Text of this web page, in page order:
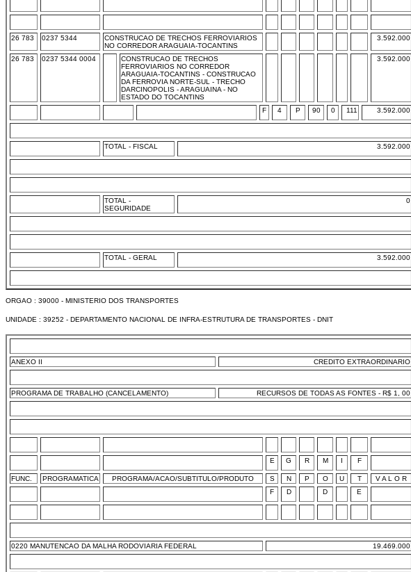
26 783 0237 5344
CONSTRUCAO DE TRECHOS FERROVIARIOS
NO CORREDOR ARAGUAIA-TOCANTINS
3.592.000
26 783 0237 5344 0004
CONSTRUCAO DE TRECHOS
FERROVIARIOS NO CORREDOR
ARAGUAIA-TOCANTINS - CONSTRUCAO
DA FERROVIA NORTE-SUL - TRECHO
DARCINOPOLIS - ARAGUAINA - NO
ESTADO DO TOCANTINS
3.592.000
F 4 P 90 0 111 3.592.000
TOTAL - FISCAL 3.592.000
TOTAL -
SEGURIDADE
0
TOTAL - GERAL 3.592.000
ORGAO : 39000 - MINISTERIO DOS TRANSPORTES
UNIDADE : 39252 - DEPARTAMENTO NACIONAL DE INFRA-ESTRUTURA DE TRANSPORTES - DNIT
ANEXO II CREDITO EXTRAORDINARIO
PROGRAMA DE TRABALHO (CANCELAMENTO) RECURSOS DE TODAS AS FONTES - R$ 1, 00
E G R M F
FUNC. PROGRAMATICA PROGRAMA/ACAO/SUBTITULO/PRODUTO S N P O U T
V A L O R
F
D D E
0220 MANUTENCAO DA MALHA RODOVIARIA FEDERAL 19.469.000